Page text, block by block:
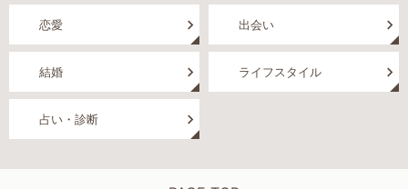
恋愛 出会い
結婚 ライフスタイル
占い・診断